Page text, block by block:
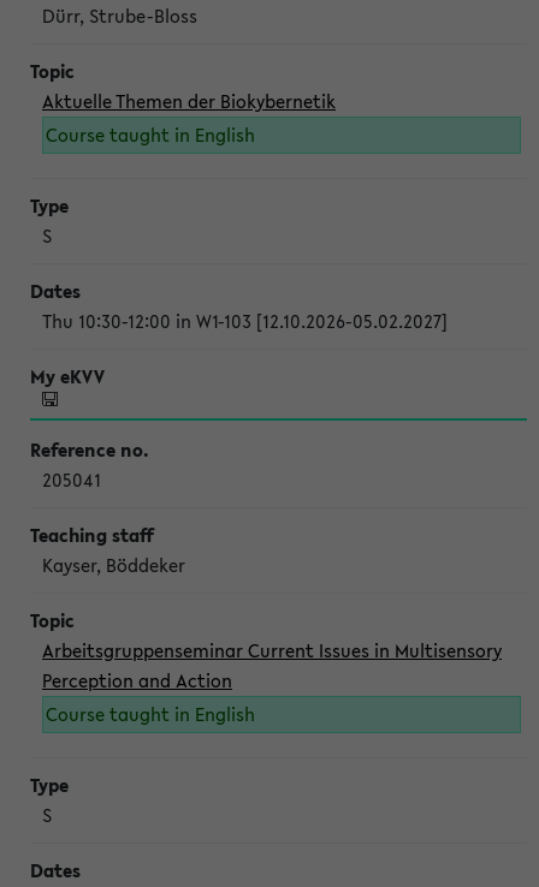
Dürr, Strube-Bloss
Aktuelle Themen der Biokybernetik
Course taught in English
S
Thu 10:30-12:00 in W1-103 [12.10.2026-05.02.2027]
205041
Kayser, Böddeker
Arbeitsgruppenseminar Current Issues in Multisensory
Perception and Action
Course taught in English
S